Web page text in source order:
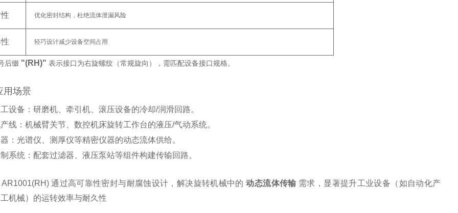
优化密封结构，杜绝流体泄漏风险
轻巧设计减少设备空间占用
后缀 "(RH)" ‌ 表示接口为右旋螺纹（常规旋向），需匹配设备接口规格。
用场景
设备 ‌：研磨机、牵引机、滚压设备的冷却/润滑回路。
线 ‌：机械臂关节、数控机床旋转工作台的液压/气动系统。
‌：光谱仪、测厚仪等精密仪器的动态流体供给。
系统 ‌：配套过滤器、液压泵站等组件构建传输回路。
通过高可靠性密封与耐腐蚀设计，解决旋转机械中的 动态流体传输 ‌ 需求，显著提升工业设备（如自动化产
机械）的运转效率与耐久性